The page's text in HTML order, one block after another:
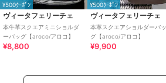
¥500ｸｰﾎﾟﾝ
ヴィータフェリーチェ
本牛革スクエアミニショルダ
ーバッグ【aroco/アロコ】
¥8,800
¥500ｸｰﾎﾟﾝ
ヴィータフェリーチェ
本革スクエアショルダーバッ
グ【aroco/アロコ】
¥9,900